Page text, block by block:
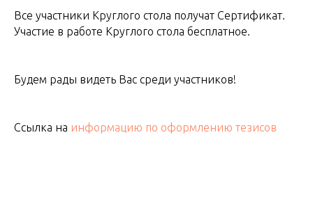
Все участники Круглого стола получат Сертификат.
Участие в работе Круглого стола бесплатное.
Будем рады видеть Вас среди участников!
Ссылка на информацию по оформлению тезисов